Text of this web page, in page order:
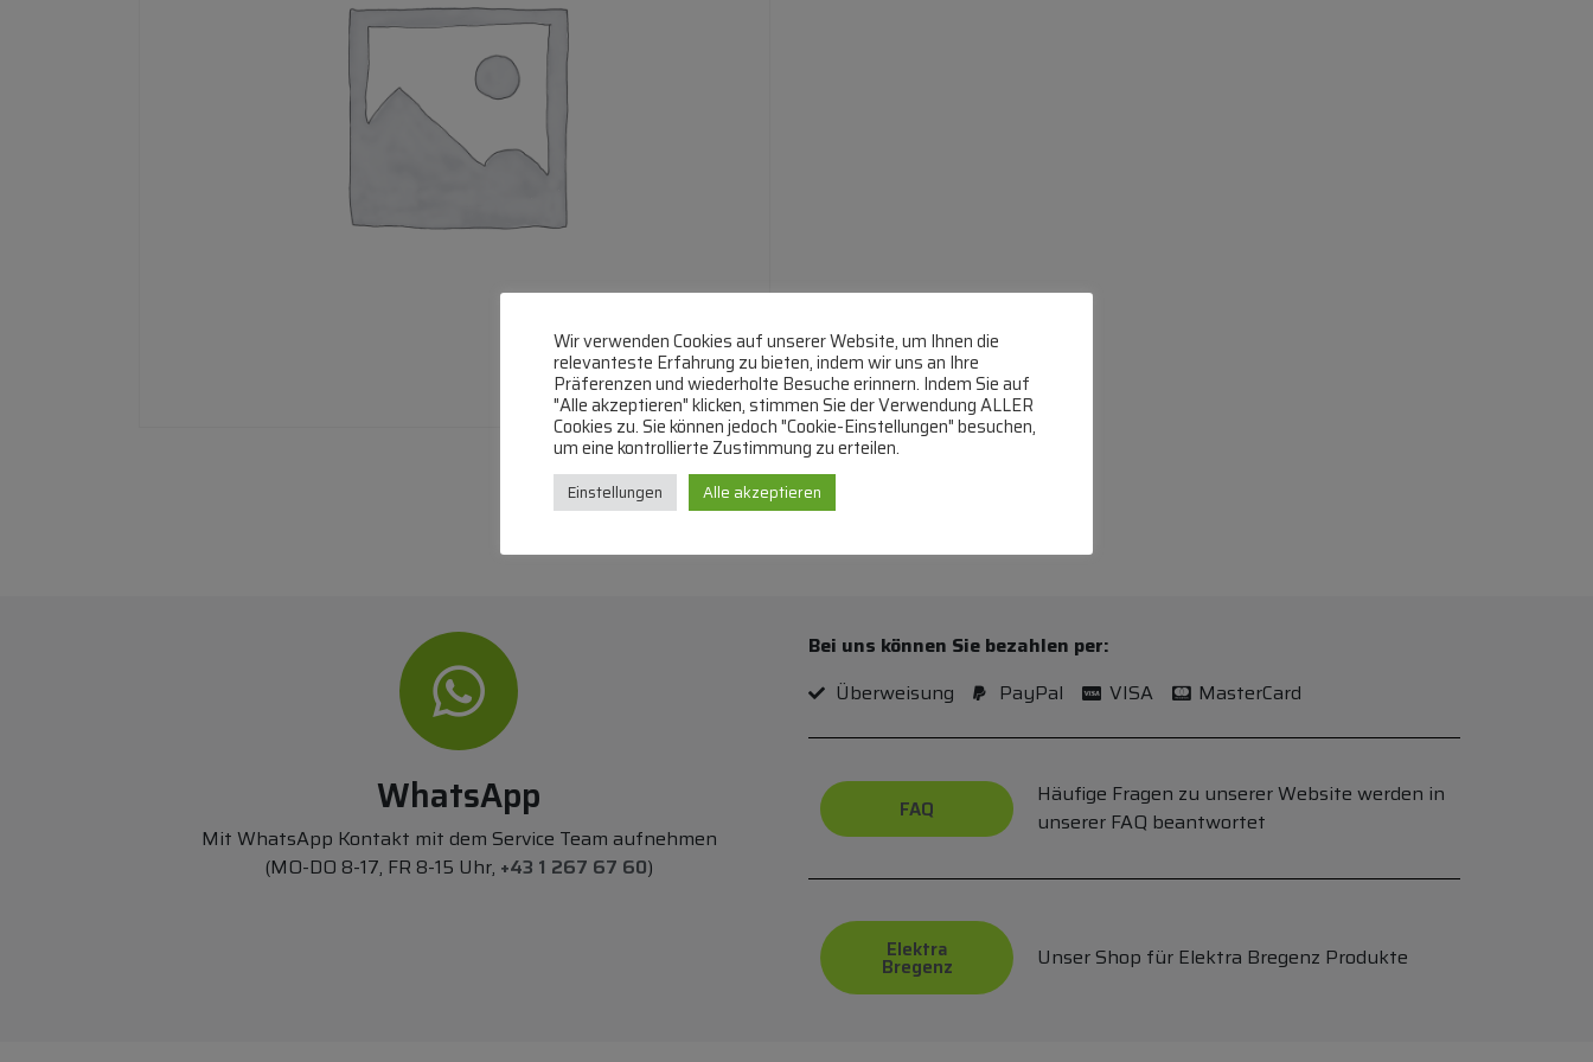
WhatsApp
Mit WhatsApp Kontakt mit dem Service Team aufnehmen
(MO-DO 8-17, FR 8-15 Uhr, +43 1 267 67 60)
Bei uns können Sie bezahlen per:
Überweisung
PayPal VISA MasterCard
FAQ
Häufige Fragen zu unserer Website werden in
unserer FAQ beantwortet
Elektra
Bregenz Unser Shop für Elektra Bregenz Produkte
Wir verwenden Cookies auf unserer Website, um Ihnen die
relevanteste Erfahrung zu bieten, indem wir uns an Ihre
Präferenzen und wiederholte Besuche erinnern. Indem Sie auf
"Alle akzeptieren" klicken, stimmen Sie der Verwendung ALLER
Cookies zu. Sie können jedoch "Cookie-Einstellungen" besuchen,
um eine kontrollierte Zustimmung zu erteilen.
Einstellungen Alle akzeptieren